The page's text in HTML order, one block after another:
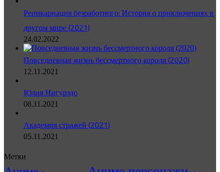
Реинкарнация безработного: История о приключениях в
другом мире (2021)
24.02.2022
Повседневная жизнь бессмертного короля (2020)
12.11.2021
Юлия Нигурэдо
08.11.2021
Академия стражей (2021)
05.11.2021
Метки